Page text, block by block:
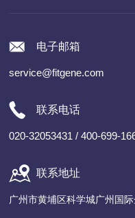
电子邮箱
service@fitgene.com
联系电话
020-32053431 / 400-699-
联系地址
广州市黄埔区科学城广州国